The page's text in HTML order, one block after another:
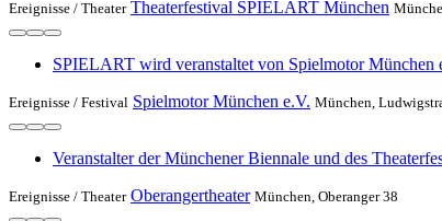
Ereignisse / Theater Theaterfestival SPIELART München
SPIELART wird veranstaltet von Spielmotor
Ereignisse / Festival Spielmotor München e.V. München,
Veranstalter der Münchener Biennale und des
Ereignisse / Theater Oberangertheater München, Oberanger 38